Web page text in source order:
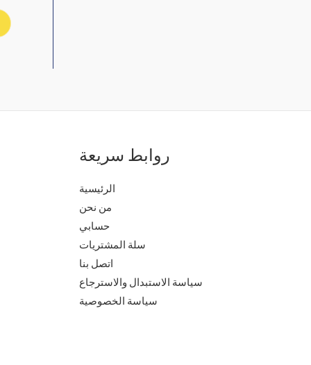
روابط سريعة
الرئيسية
من نحن
حسابي
سلة المشتريات
اتصل بنا
سياسة الاستبدال والاسترجاع
سياسة الخصوصية